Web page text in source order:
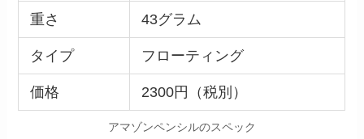
重さ 43グラム
タイプ フローティング
価格 2300円（税別）
アマゾンペンシルのスペック